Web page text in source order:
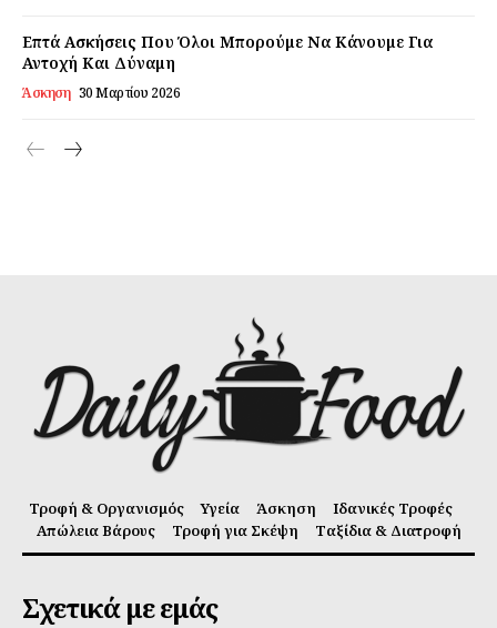
Επτά Ασκήσεις Που Όλοι Μπορούμε Να Κάνουμε Για
Αντοχή Και Δύναμη
Άσκηση 30 Μαρτίου 2026
Τροφή & Οργανισμός Υγεία Άσκηση
Ιδανικές Τροφές
Απώλεια Βάρους
Τροφή για Σκέψη Ταξίδια & Διατροφή
Σχετικά με εμάς